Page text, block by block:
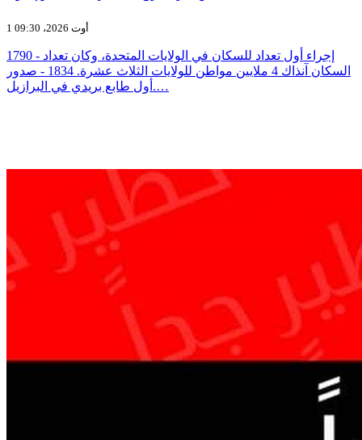
1 أوت 2026، 09:30
1790 - إجراء أول تعداد للسكان في الولايات المتحدة، وكان تعداد
السكان آنذاك 4 ملايين مواطن للولايات الثلاث عشرة. 1834 - صدور
أول طابع بريدي في البرازيل.…